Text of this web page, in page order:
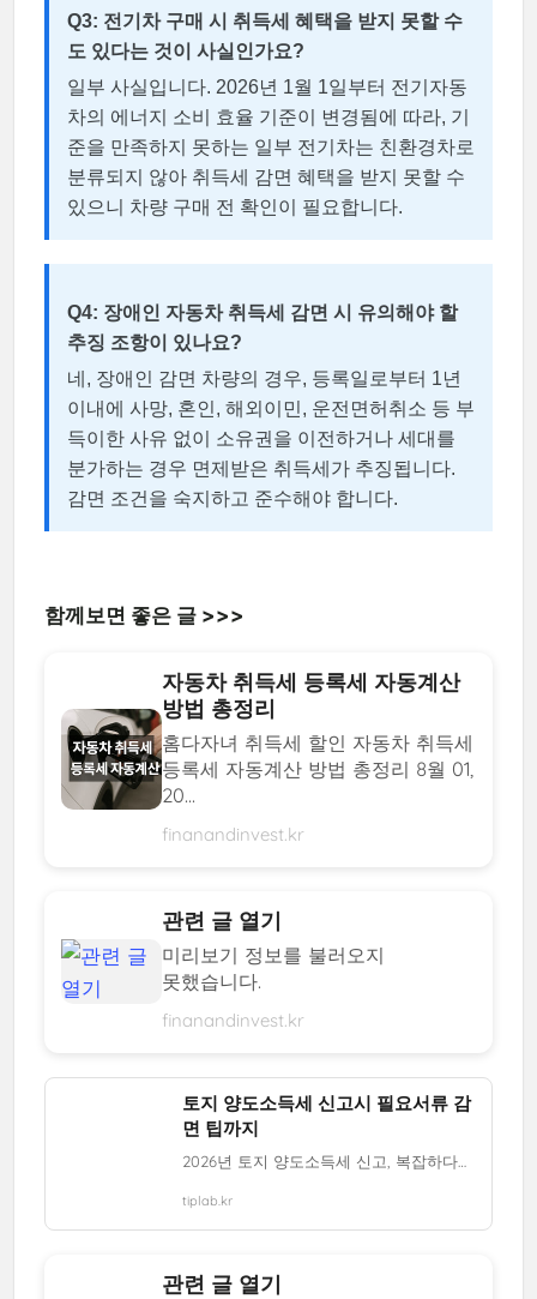
Q3: 전기차 구매 시 취득세 혜택을 받지 못할 수
도 있다는 것이 사실인가요?
일부 사실입니다. 2026년 1월 1일부터 전기자동
차의 에너지 소비 효율 기준이 변경됨에 따라, 기
준을 만족하지 못하는 일부 전기차는 친환경차로
분류되지 않아 취득세 감면 혜택을 받지 못할 수
있으니 차량 구매 전 확인이 필요합니다.
Q4: 장애인 자동차 취득세 감면 시 유의해야 할
추징 조항이 있나요?
네, 장애인 감면 차량의 경우, 등록일로부터 1년
이내에 사망, 혼인, 해외이민, 운전면허취소 등 부
득이한 사유 없이 소유권을 이전하거나 세대를
분가하는 경우 면제받은 취득세가 추징됩니다.
감면 조건을 숙지하고 준수해야 합니다.
함께보면 좋은 글 >>>
자동차 취득세 등록세 자동계산
방법 총정리
홈다자녀 취득세 할인 자동차 취득세
등록세 자동계산 방법 총정리 8월 01,
20...
finanandinvest.kr
관련 글 열기
미리보기 정보를 불러오지
못했습니다.
finanandinvest.kr
토지 양도소득세 신고시 필요서류 감
면 팁까지
2026년 토지 양도소득세 신고, 복잡하다고 포기하지 마세요! 기본 서류부터 필요경비, 감면 혜택, 전자 신고 팁까지, 전문가처럼 완벽하게 준비하는 방법을 알려드릴게요. 놓치지 마세요!
tiplab.kr
관련 글 열기